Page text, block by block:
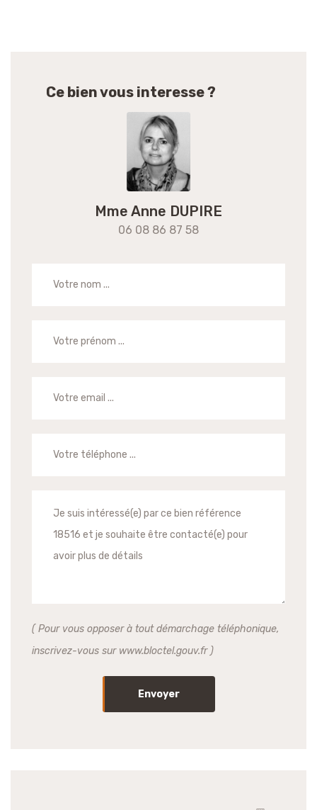
Ce bien vous interesse ?
Mme Anne DUPIRE
06 08 86 87 58
( Pour vous opposer à tout démarchage téléphonique,
inscrivez-vous sur www.bloctel.gouv.fr )
Envoyer